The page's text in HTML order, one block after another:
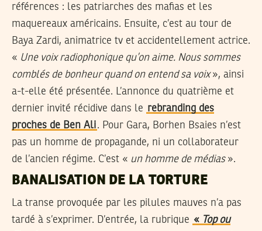
références : les patriarches des mafias et les
maquereaux américains. Ensuite, c’est au tour de
Baya Zardi, animatrice tv et accidentellement actrice.
« Une voix radiophonique qu’on aime. Nous sommes
comblés de bonheur quand on entend sa voix», ainsi
a-t-elle été présentée. L’annonce du quatrième et
dernier invité récidive dans le rebranding des
proches de Ben Ali. Pour Gara, Borhen Bsaies n’est
pas un homme de propagande, ni un collaborateur
de l’ancien régime. C’est « un homme de médias».
BANALISATION DE LA TORTURE
La transe provoquée par les pilules mauves n’a pas
tardé à s’exprimer. D’entrée, la rubrique « Top ou